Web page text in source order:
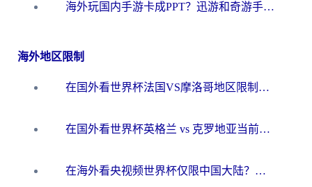
海外玩国内手游卡成PPT？迅游和奇游手游哪个好？一篇讲透回国加速器怎么选
海外地区限制
在国外看世界杯法国VS摩洛哥地区限制？这篇指南让你流畅看中文解说无压力
在国外看世界杯英格兰 vs 克罗地亚当前地区不可播放？这篇指南帮你搞定所有海外观赛难题
在海外看央视频世界杯仅限中国大陆？这篇指南帮你解锁中文解说+无卡顿直播